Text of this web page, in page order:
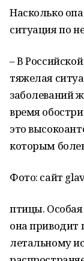
Насколько
ситуация по
– В
тяжелая
заболеваний
время
это
которым
Фото: сайт
птицы.
она приводит
летальному